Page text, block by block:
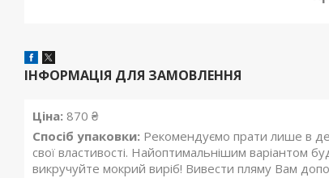
ІНФОРМАЦІЯ ДЛЯ ЗАМОВЛЕННЯ
Ціна: 870 ₴
Спосіб упаковки: Рекомендуємо прати лише в
свої властивості. Найоптимальнішим варіантом
викручуйте мокрий виріб! Вивести пляму Вам